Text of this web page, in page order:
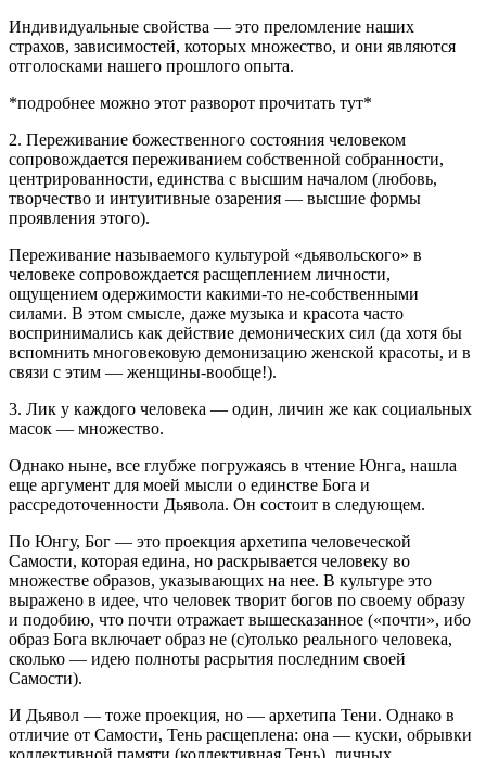
Индивидуальные свойства — это преломление наших
страхов, зависимостей, которых множество, и они являются
отголосками нашего прошлого опыта.
*подробнее можно этот разворот прочитать тут*
2. Переживание божественного состояния человеком
сопровождается переживанием собственной собранности,
центрированности, единства с высшим началом (любовь,
творчество и интуитивные озарения — высшие формы
проявления этого).
Переживание называемого культурой «дьявольского» в
человеке сопровождается расщеплением личности,
ощущением одержимости какими-то не-собственными
силами. В этом смысле, даже музыка и красота часто
воспринимались как действие демонических сил (да хотя бы
вспомнить многовековую демонизацию женской красоты, и в
связи с этим — женщины-вообще!).
3. Лик у каждого человека — один, личин же как социальных
масок — множество.
Однако ныне, все глубже погружаясь в чтение Юнга, нашла
еще аргумент для моей мысли о единстве Бога и
рассредоточенности Дьявола. Он состоит в следующем.
По Юнгу, Бог — это проекция архетипа человеческой
Самости, которая едина, но раскрывается человеку во
множестве образов, указывающих на нее. В культуре это
выражено в идее, что человек творит богов по своему образу
и подобию, что почти отражает вышесказанное («почти», ибо
образ Бога включает образ не (с)только реального человека,
сколько — идею полноты расрытия последним своей
Самости).
И Дьявол — тоже проекция, но — архетипа Тени. Однако в
отличие от Самости, Тень расщеплена: она — куски, обрывки
коллективной памяти (коллективная Тень), личных